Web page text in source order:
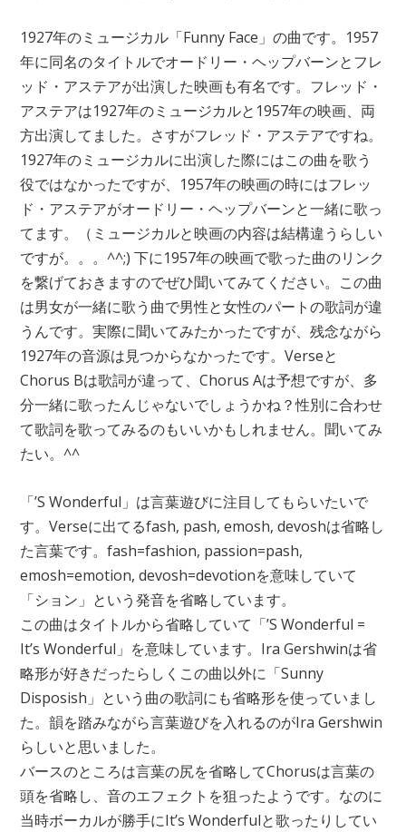
1927年のミュージカル「Funny Face」の曲です。1957
年に同名のタイトルでオードリー・ヘップバーンとフレ
ッド・アステアが出演した映画も有名です。フレッド・
アステアは1927年のミュージカルと1957年の映画、両
方出演してました。さすがフレッド・アステアですね。
1927年のミュージカルに出演した際にはこの曲を歌う
役ではなかったですが、1957年の映画の時にはフレッ
ド・アステアがオードリー・ヘップバーンと一緒に歌っ
てます。（ミュージカルと映画の内容は結構違うらしい
ですが。。。^^;) 下に1957年の映画で歌った曲のリンク
を繋げておきますのでぜひ聞いてみてください。この曲
は男女が一緒に歌う曲で男性と女性のパートの歌詞が違
うんです。実際に聞いてみたかったですが、残念ながら
1927年の音源は見つからなかったです。Verseと
Chorus Bは歌詞が違って、Chorus Aは予想ですが、多
分一緒に歌ったんじゃないでしょうかね？性別に合わせ
て歌詞を歌ってみるのもいいかもしれません。聞いてみ
たい。^^
「’S Wonderful」は言葉遊びに注目してもらいたいで
す。Verseに出てるfash, pash, emosh, devoshは省略し
た言葉です。fash=fashion, passion=pash,
emosh=emotion, devosh=devotionを意味していて
「ション」という発音を省略しています。
この曲はタイトルから省略していて「’S Wonderful =
It’s Wonderful」を意味しています。Ira Gershwinは省
略形が好きだったらしくこの曲以外に「Sunny
Disposish」という曲の歌詞にも省略形を使っていまし
た。韻を踏みながら言葉遊びを入れるのがIra Gershwin
らしいと思いました。
バースのところは言葉の尻を省略してChorusは言葉の
頭を省略し、音のエフェクトを狙ったようです。なのに
当時ボーカルが勝手にIt’s Wonderfulと歌ったりしてい